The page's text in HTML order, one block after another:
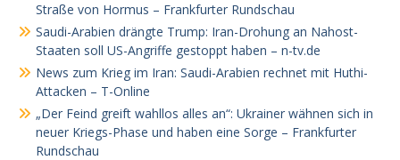
Straße von Hormus – Frankfurter Rundschau
Saudi-Arabien drängte Trump: Iran-Drohung an Nahost-
Staaten soll US-Angriffe gestoppt haben – n-tv.de
News zum Krieg im Iran: Saudi-Arabien rechnet mit Huthi-
Attacken – T-Online
„Der Feind greift wahllos alles an“: Ukrainer wähnen sich in
neuer Kriegs-Phase und haben eine Sorge – Frankfurter
Rundschau